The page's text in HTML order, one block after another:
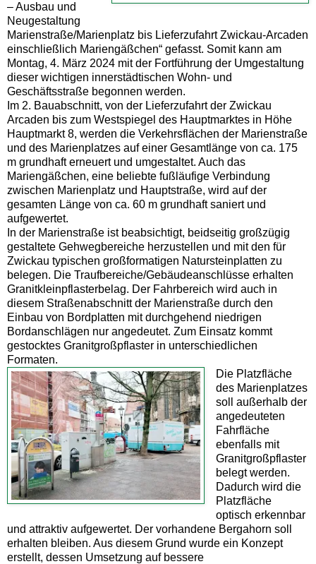
– Ausbau und
Neugestaltung
Marienstraße/Marienplatz bis Lieferzufahrt Zwickau-Arcaden
einschließlich Mariengäßchen“ gefasst. Somit kann am
Montag, 4. März 2024 mit der Fortführung der Umgestaltung
dieser wichtigen innerstädtischen Wohn- und
Geschäftsstraße begonnen werden.
Im 2. Bauabschnitt, von der Lieferzufahrt der Zwickau
Arcaden bis zum Westspiegel des Hauptmarktes in Höhe
Hauptmarkt 8, werden die Verkehrsflächen der Marienstraße
und des Marienplatzes auf einer Gesamtlänge von ca. 175
m grundhaft erneuert und umgestaltet. Auch das
Mariengäßchen, eine beliebte fußläufige Verbindung
zwischen Marienplatz und Hauptstraße, wird auf der
gesamten Länge von ca. 60 m grundhaft saniert und
aufgewertet.
In der Marienstraße ist beabsichtigt, beidseitig großzügig
gestaltete Gehwegbereiche herzustellen und mit den für
Zwickau typischen großformatigen Natursteinplatten zu
belegen. Die Traufbereiche/Gebäudeanschlüsse erhalten
Granitkleinpflasterbelag. Der Fahrbereich wird auch in
diesem Straßenabschnitt der Marienstraße durch den
Einbau von Bordplatten mit durchgehend niedrigen
Bordanschlägen nur angedeutet. Zum Einsatz kommt
gestocktes Granitgroßpflaster in unterschiedlichen
Formaten.
Die Platzfläche
des Marienplatzes
soll außerhalb der
angedeuteten
Fahrfläche
ebenfalls mit
Granitgroßpflaster
belegt werden.
Dadurch wird die
Platzfläche
optisch erkennbar
und attraktiv aufgewertet. Der vorhandene Bergahorn soll
erhalten bleiben. Aus diesem Grund wurde ein Konzept
erstellt, dessen Umsetzung auf bessere